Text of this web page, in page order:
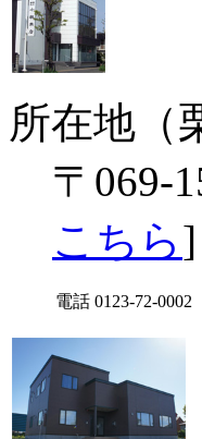
所在地（
〒069-
こちら]
電話 0123-72-